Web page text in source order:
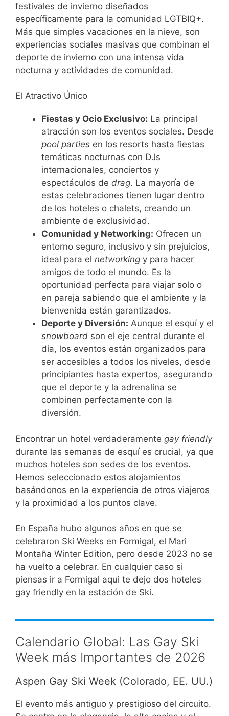
festivales de invierno diseñados
específicamente para la comunidad LGTBIQ+.
Más que simples vacaciones en la nieve, son
experiencias sociales masivas que combinan el
deporte de invierno con una intensa vida
nocturna y actividades de comunidad.
El Atractivo Único
Fiestas y Ocio Exclusivo: La principal
atracción son los eventos sociales. Desde
pool parties en los resorts hasta fiestas
temáticas nocturnas con DJs
internacionales, conciertos y
espectáculos de drag. La mayoría de
estas celebraciones tienen lugar dentro
de los hoteles o chalets, creando un
ambiente de exclusividad.
Comunidad y Networking: Ofrecen un
entorno seguro, inclusivo y sin prejuicios,
ideal para el networking y para hacer
amigos de todo el mundo. Es la
oportunidad perfecta para viajar solo o
en pareja sabiendo que el ambiente y la
bienvenida están garantizados.
Deporte y Diversión: Aunque el esquí y el
snowboard son el eje central durante el
día, los eventos están organizados para
ser accesibles a todos los niveles, desde
principiantes hasta expertos, asegurando
que el deporte y la adrenalina se
combinen perfectamente con la
diversión.
Encontrar un hotel verdaderamente gay friendly
durante las semanas de esquí es crucial, ya que
muchos hoteles son sedes de los eventos.
Hemos seleccionado estos alojamientos
basándonos en la experiencia de otros viajeros
y la proximidad a los puntos clave.
En España hubo algunos años en que se
celebraron Ski Weeks en Formigal, el Mari
Montaña Winter Edition, pero desde 2023 no se
ha vuelto a celebrar. En cualquier caso si
piensas ir a Formigal aqui te dejo dos hoteles
gay friendly en la estación de Ski.
Calendario Global: Las Gay Ski
Week más Importantes de 2026
Aspen Gay Ski Week (Colorado, EE. UU.)
El evento más antiguo y prestigioso del circuito.